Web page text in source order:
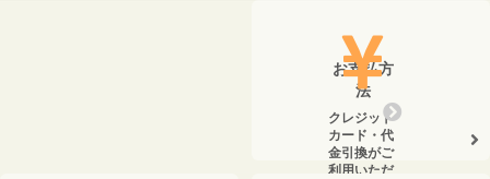
お支払方
法
クレジット
カード・代
金引換がご
利用いただ